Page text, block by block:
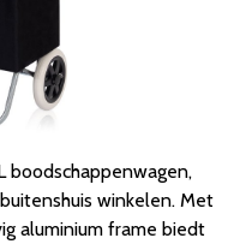
boodschappenwagen,
winkelen. Met
aluminium frame biedt